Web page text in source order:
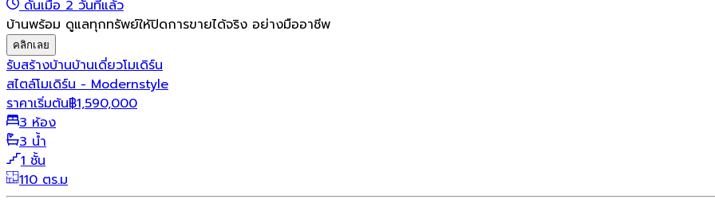
ดันเมื่อ 2 วันที่แล้ว
บ้านพร้อม ดูแลทุกทรัพย์ให้ปิดการขายได้จริง อย่างมืออาชีพ
คลิกเลย
รับสร้างบ้านบ้านเดี่ยวโมเดิร์น
สไตล์โมเดิร์น - Modernstyle
ราคาเริ่มต้น฿1,590,000
3 ห้อง
3 น้ำ
1 ชั้น
110 ตร.ม